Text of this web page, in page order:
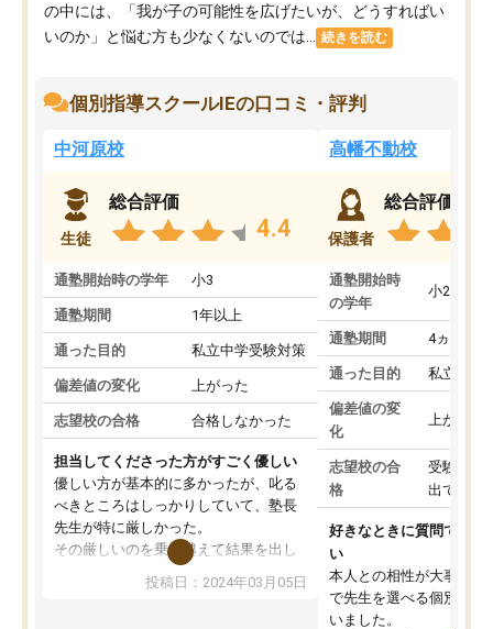
の中には、「我が子の可能性を広げたいが、どうすればい
いのか」と悩む方も少なくないのでは...
続きを読む
個別指導スクールIEの口コミ・評判
中河原校
生徒
総合評価
4.4
通塾開始時の学年 小3
通塾期間 1年以上
通った目的 私立中学受験対策
偏差値の変化 上がった
志望校の合格 合格しなかった
担当してくださった方がすごく優しい
優しい方が基本的に多かったが、叱る
べきところはしっかりしていて、塾長
先生が特に厳しかった。
その厳しいのを乗り越えて結果を出し
た時ちゃんと塾長先生が褒めてくれた
ので、また褒められたいと思い更に頑
投稿日：2024年03月05日
高幡不動校
保護者
総合評価
通塾開始時
の学年
小2
通塾期間 4ヵ月～1
通った目的 私立中学
偏差値の変
化
上がった
志望校の合
格
受験して
出ていな
好きなときに質問できる
い
本人との相性が大事だと
で先生を選べる個別指導
いました。